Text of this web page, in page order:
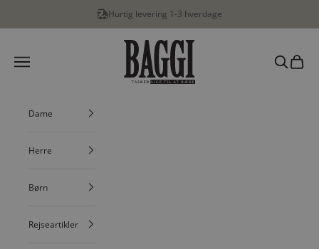
Hurtig levering 1-3 hverdage
BAGGI
Menu
Søg
Dame
Herre
Børn
Rejseartikler